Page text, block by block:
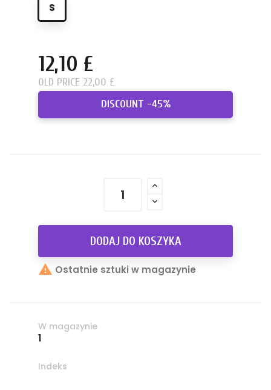
S
12,10 £
OLD PRICE 22,00 £
DISCOUNT -45%
DODAJ DO KOSZYKA
 Ostatnie sztuki w magazynie
W magazynie
1
Indeks